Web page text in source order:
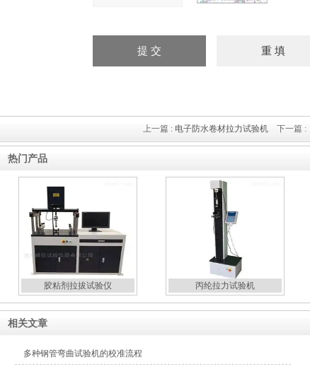
上一篇 : 电子防水卷材拉力试验机 下一篇 :
热门产品
胶粘剂拉拔试验仪 丙纶拉力试验机
相关文章
多种钢管弯曲试验机的校准流程